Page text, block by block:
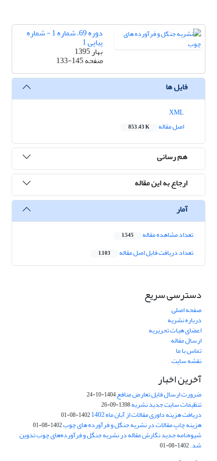
دوره 69، شماره 1 - شماره
پیاپی 1
بهار 1395
صفحه133-145
فایل ها
اصل مقاله
853.43 K
هم رسانی
ارجاع به این مقاله
آمار
تعداد مشاهده مقاله 1,545
تعداد دریافت فایل اصل مقاله 1,103
دسترسی سریع
صفحه اصلی
درباره نشریه
اعضای هیات تحریریه
ارسال مقاله
تماس با ما
نقشه سایت
آخرین اخبار
ضرورت ارسال فایل تعارض منافع1404-10-24
تنظیمات سایت جدید نشریه1398-09-26
دریافت هزینه داوری مقالات از آبان ماه 1402 1402-08-01
هزینه چاپ مقالات در نشریه جنگل و فرآورده های چوب1402-08-01
شیوه‌نامه جدید نگارش مقاله در نشریه جنگل و فرآورده‌های چوب تدوین
شد.1402-08-01